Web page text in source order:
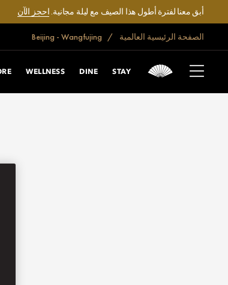
أبق معنا لفترة أطول هذا الصيف مع ليلة مجانية.احجز الآن
الصفحة الرئيسية العالمية
STAY
DINE
WELLNESS